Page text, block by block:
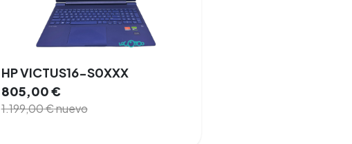
HP VICTUS16-S0XXX
805,00€
1.199,00€nuevo